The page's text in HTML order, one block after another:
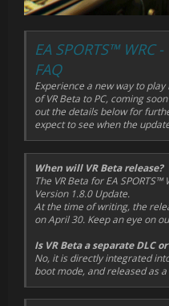
EA SPORTS™ WRC
FAQ
Experience a new way to play
of VR Beta to PC, coming
out the details below for
expect to see when the
When will VR Beta release?
The VR Beta for EA
Version 1.8.0 Update.
At the time of writing, the
on April 30. Keep an eye on
Is VR Beta a separate DLC
No, it is directly integrated
boot mode, and released as